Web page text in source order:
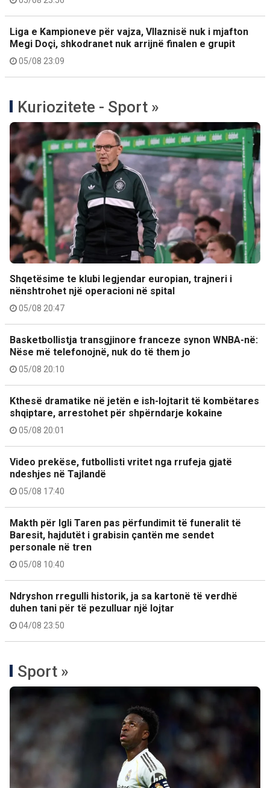
Liga e Kampioneve për vajza, Vllaznisë nuk i mjafton
Megi Doçi, shkodranet nuk arrijnë finalen e grupit
05/08 23:09
Kuriozitete - Sport »
Shqetësime te klubi legjendar europian, trajneri i
nënshtrohet një operacioni në spital
05/08 20:47
Basketbollistja transgjinore franceze synon WNBA-në:
Nëse më telefonojnë, nuk do të them jo
05/08 20:10
Kthesë dramatike në jetën e ish-lojtarit të kombëtares
shqiptare, arrestohet për shpërndarje kokaine
05/08 20:01
Video prekëse, futbollisti vritet nga rrufeja gjatë
ndeshjes në Tajlandë
05/08 17:40
Makth për Igli Taren pas përfundimit të funeralit të
Baresit, hajdutët i grabisin çantën me sendet
personale në tren
05/08 10:40
Ndryshon rregulli historik, ja sa kartonë të verdhë
duhen tani për të pezulluar një lojtar
04/08 23:50
Sport »